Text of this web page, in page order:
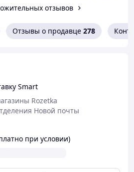
отзывов
Отзывы о продавце 278
Smart
Rozetka
Новой почты
при условии)